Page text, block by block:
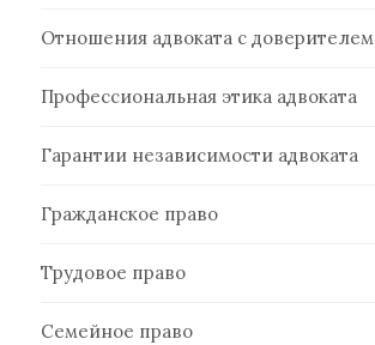
Отношения адвоката с доверителем
Профессиональная этика адвоката
Гарантии независимости адвоката
Гражданское право
Трудовое право
Семейное право